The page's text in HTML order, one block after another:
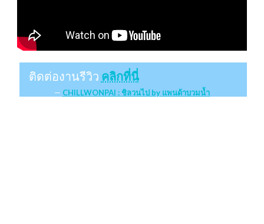
ติดต่องานรีวิว คลิกที่นี่
CHILLWONPAI : ชิลวนไป by แพนด้าบวมน้ำ